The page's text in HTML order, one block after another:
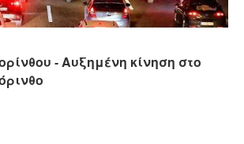
- Αυξημένη κίνηση στο